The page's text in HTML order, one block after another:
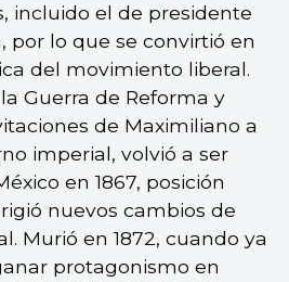
incluido el de presidente
por lo que se convirtió en
del movimiento liberal.
Guerra de Reforma y
de Maximiliano a
imperial, volvió a ser
en 1867, posición
nuevos cambios de
Murió en 1872, cuando ya
protagonismo en